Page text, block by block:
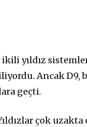
yıldız
Ancak D9,
geçti.
çok